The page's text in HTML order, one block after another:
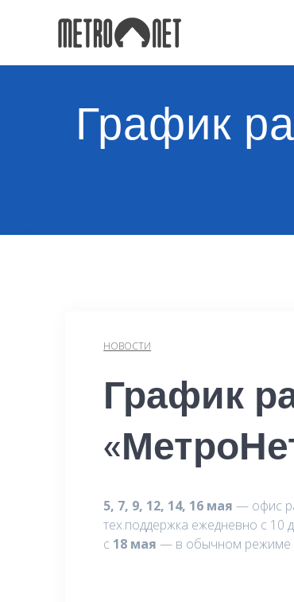
График
НОВОСТИ
График
5, 7, 9, 12, 14, 16 мая — офис
тех.поддержка ежедневно с 10
c 18 мая — в обычном режиме